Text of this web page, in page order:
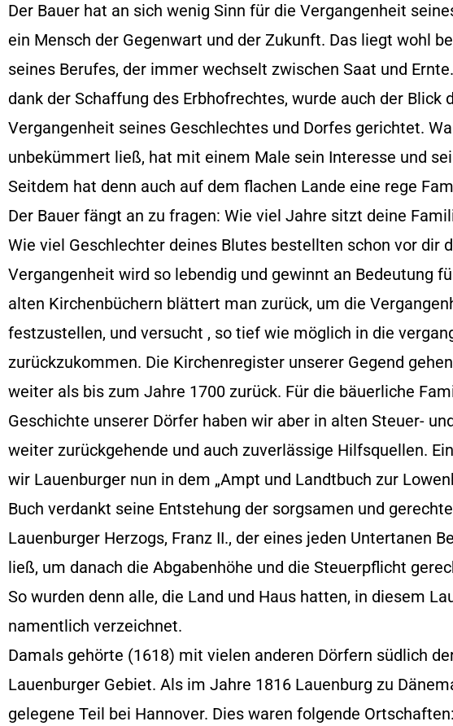
Der Bauer hat an sich wenig Sinn für die Vergangenheit
ein Mensch der Gegenwart und der Zukunft. Das liegt wohl
seines Berufes, der immer wechselt zwischen Saat und
dank der Schaffung des Erbhofrechtes, wurde auch der Blick
Vergangenheit seines Geschlechtes und Dorfes gerichtet.
unbekümmert ließ, hat mit einem Male sein Interesse und
Seitdem hat denn auch auf dem flachen Lande eine rege
Der Bauer fängt an zu fragen: Wie viel Jahre sitzt deine
Wie viel Geschlechter deines Blutes bestellten schon vor dir
Vergangenheit wird so lebendig und gewinnt an Bedeutung
alten Kirchenbüchern blättert man zurück, um die
festzustellen, und versucht , so tief wie möglich in die
zurückzukommen. Die Kirchenregister unserer Gegend
weiter als bis zum Jahre 1700 zurück. Für die bäuerliche
Geschichte unserer Dörfer haben wir aber in alten Steuer-
weiter zurückgehende und auch zuverlässige Hilfsquellen.
wir Lauenburger nun in dem „Ampt und Landtbuch zur
Buch verdankt seine Entstehung der sorgsamen und
Lauenburger Herzogs, Franz II., der eines jeden Untertanen
ließ, um danach die Abgabenhöhe und die Steuerpflicht
So wurden denn alle, die Land und Haus hatten, in diesem
namentlich verzeichnet.
Damals gehörte (1618) mit vielen anderen Dörfern südlich
Lauenburger Gebiet. Als im Jahre 1816 Lauenburg zu
gelegene Teil bei Hannover. Dies waren folgende